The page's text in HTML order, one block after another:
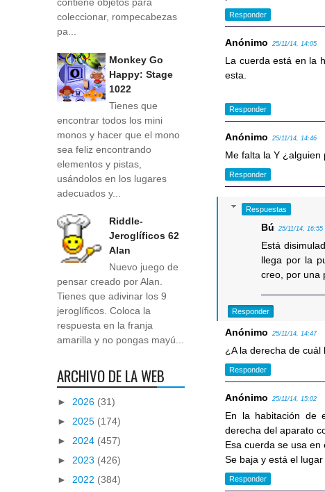
Responder
Anónimo 25/11/14, 14:05
La cuerda está en la
esta.
Responder
Anónimo 25/11/14, 14:46
Me falta la Y
Responder
Respuestas
Bú 25/11/14, 16:55
Está
llega por la
creo, por una
Responder
Anónimo 25/11/14, 14:47
¿A la derecha de
Responder
Anónimo 25/11/14, 15:02
En la habitación de
derecha del aparato
Esa cuerda se usa en
Se baja y está el lugar
Responder
contiene objetos para
coleccionar, rompecabezas
pa...
Monkey Go
Happy: Stage
1022
Tienes que
encontrar todos los mini
monos y hacer que el mono
sea feliz encontrando
elementos y pistas,
usándolos en los lugares
adecuados y...
Riddle-
Jeroglíficos 62
Alan
Nuevo juego de
pensar creado por Alan.
Tienes que adivinar los 9
jeroglíficos. Coloca la
respuesta en la franja
amarilla y no pongas mayú...
ARCHIVO DE LA WEB
► 2026 (31)
► 2025 (174)
► 2024 (457)
► 2023 (426)
► 2022 (384)